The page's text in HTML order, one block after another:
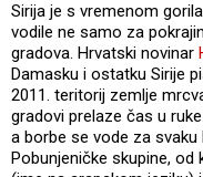
Sirija je s vremenom
vodile ne samo za
gradova. Hrvatski novinar
Damasku i ostatku Sirije
2011. teritorij zemlje
gradovi prelaze čas u
a borbe se vode za svaku
Pobunjeničke skupine, od